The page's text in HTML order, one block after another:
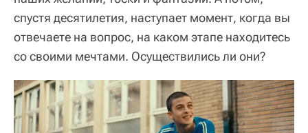
спустя десятилетия, наступает момент, когда вы
отвечаете на вопрос, на каком этапе находитесь
со своими мечтами. Осуществились ли они?